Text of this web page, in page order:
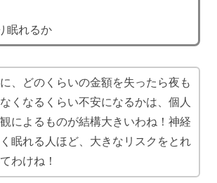
眠れるか
、どのくらいの金額を失ったら夜も
くなるくらい不安になるかは、個人
によるものが結構大きいわね！神経
眠れる人ほど、大きなリスクをとれ
わけね！